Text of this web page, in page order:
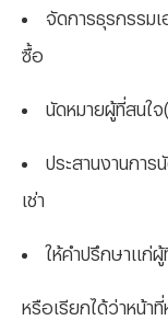
จัดการธุรกรรม
ซื้อ
นัดหมายผู้ที่สนใจ
ประสานงานกา
เช่า
ให้คำปรึกษาแก่
หรือเรียกได้ว่าหน้า